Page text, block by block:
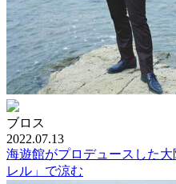
ブロス
2022.07.13
海遊館がプロデュースした
レル」で涼む